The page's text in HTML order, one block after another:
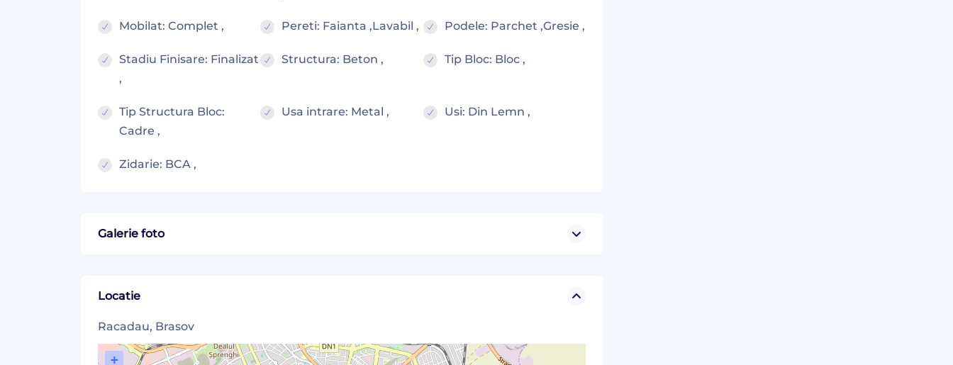
Mobilat: Complet , Pereti: Faianta ,Lavabil , Podele: Parchet ,Gresie ,
Stadiu Finisare: Finalizat
,
Structura: Beton , Tip Bloc: Bloc ,
Tip Structura Bloc:
Cadre ,
Usa intrare: Metal , Usi: Din Lemn ,
Zidarie: BCA ,
Galerie foto
Locatie
Racadau, Brasov
+